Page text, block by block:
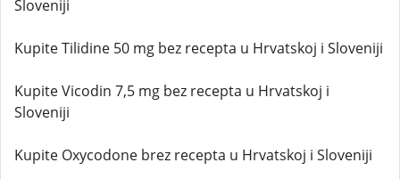
Sloveniji
Kupite Tilidine 50 mg bez recepta u Hrvatskoj i Sloveniji
Kupite Vicodin 7,5 mg bez recepta u Hrvatskoj i
Sloveniji
Kupite Oxycodone brez recepta u Hrvatskoj i Sloveniji